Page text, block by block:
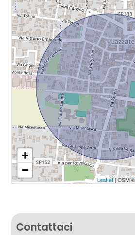
+
−
Leaflet| OSM
Contattaci